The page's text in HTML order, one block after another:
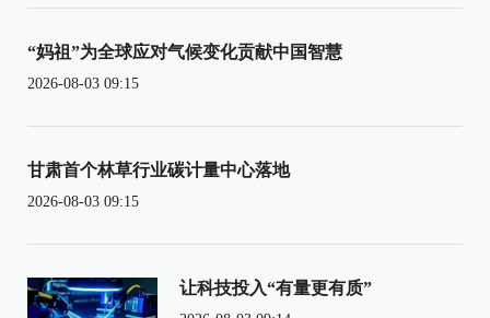
“妈祖”为全球应对气候变化贡献中国智慧
2026-08-03 09:15
甘肃首个林草行业碳计量中心落地
2026-08-03 09:15
让科技投入“有量更有质”